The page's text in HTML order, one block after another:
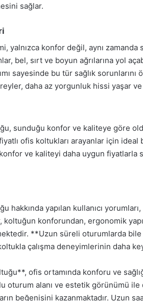
sağlar.
yalnızca konfor değil, aynı zamanda
bel, sırt ve boyun ağrılarına yol
sayesinde bu tür sağlık sorunlarını
daha az yorgunluk hissi yaşar
sunduğu konfor ve kaliteye göre
ofis koltukları arayanlar için
ve kaliteyi daha uygun fiyatlarla
hakkında yapılan kullanıcı
koltuğun konforundan, ergonomik
**Uzun süreli oturumlarda bile
çalışma deneyimlerinin daha
ofis ortamında konforu ve
oturum alanı ve estetik görünümü ile
beğenisini kazanmaktadır. Uzun